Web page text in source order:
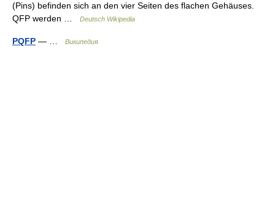
(Pins) befinden sich an den vier Seiten des flachen Gehäuses.
QFP werden …
Deutsch Wikipedia
PQFP — … Википедия